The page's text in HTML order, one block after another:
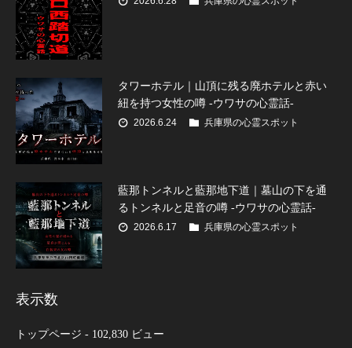
タワーホテル｜山頂に残る廃ホテルと赤い
紐を持つ女性の噂 -ウワサの心霊話-
2026.6.24 兵庫県の心霊スポット
藍那トンネルと藍那地下道｜墓山の下を通
るトンネルと足音の噂 -ウワサの心霊話-
2026.6.17 兵庫県の心霊スポット
表示数
トップページ - 102,830 ビュー